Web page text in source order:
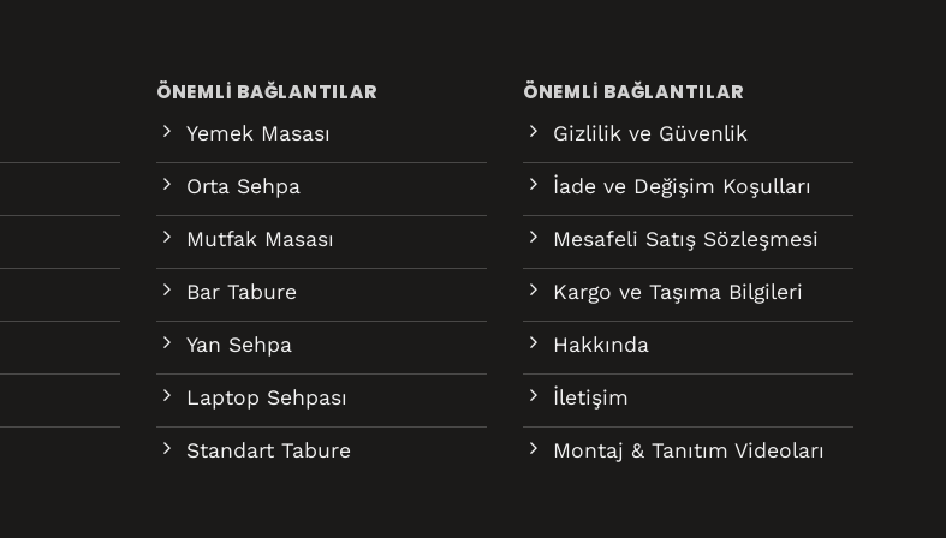
ÖNEMLI BAĞLANTILAR
Yemek Masası
Orta Sehpa
Mutfak Masası
Bar Tabure
Yan Sehpa
Laptop Sehpası
Standart Tabure
ÖNEMLI BAĞLANTILAR
Gizlilik ve Güvenlik
İade ve Değişim Koşulları
Mesafeli Satış Sözleşmesi
Kargo ve Taşıma Bilgileri
Hakkında
İletişim
Montaj & Tanıtım Videoları